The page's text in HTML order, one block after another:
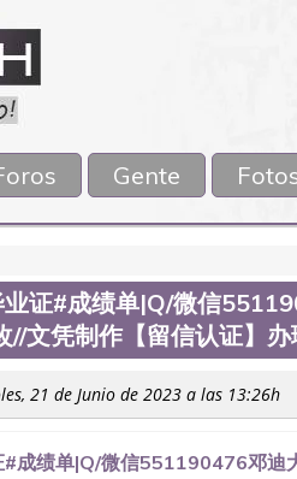
Gente
业证#成绩单|Q/微信
//文凭制作【留信认证】
21 de Junio de 2023 a las 13:26h
#成绩单|Q/微信551190476邓迪